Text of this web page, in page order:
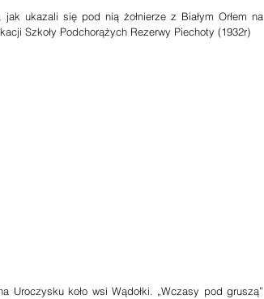
Szkoły Podchorążych Rezerwy Piechoty (1932r)